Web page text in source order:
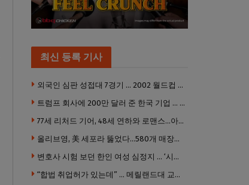
최신 등록 기사
외국인 심판 성접대 7경기 … 2002 월드컵 4강 신화도 흔들
트럼프 회사에 200만 달러 준 한국 기업 … 민주당 뇌물의혹 조사
77세 리처드 기어, 48세 연하와 로맨스…아들과 3살 차
올리브영, 美 세포라 뚫었다…580개 매장에 ‘K뷰티에딧’ 론칭
변호사 시험 보던 한인 여성 심정지 … ‘시험장측 대응 부적절’ 소송
“합법 취업허가 있는데” … 메릴랜드대 교수, 공항서 ICE에 체포, 구금 중